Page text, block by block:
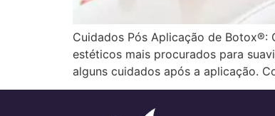
Cuidados Pós Aplicação de Botox®:
estéticos mais procurados para
alguns cuidados após a aplicação.